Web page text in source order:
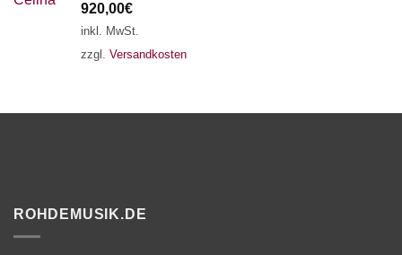
920,00€
inkl. MwSt.
zzgl. Versandkosten
ROHDEMUSIK.DE